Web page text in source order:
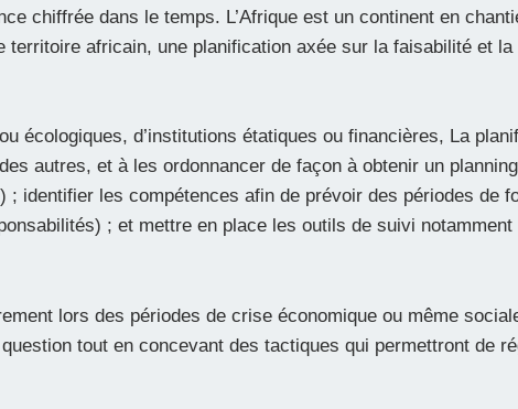
chiffrée dans le temps. L’Afrique est un continent en
africain, une planification axée sur la faisabilité et la
écologiques, d’institutions étatiques ou financières, La
autres, et à les ordonnancer de façon à obtenir un planning
identifier les compétences afin de prévoir des périodes de
; et mettre en place les outils de suivi
lors des périodes de crise économique ou même
tout en concevant des tactiques qui permettront de